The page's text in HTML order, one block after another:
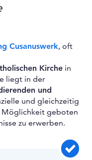
Cusanuswerk, oft
Kirche in
liegt in der
und
und gleichzeitig
geboten
zu erwerben.